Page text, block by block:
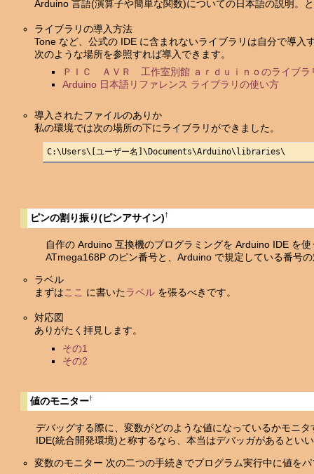
Arduino 言語(演算子や簡単な関数)についての日本語の説明。
ライブラリの導入方法
Tone など、公式の IDE に含まれないライブラリは自分で導入
次のような場所を参照すれば導入できます。
ＰＩＣ ＡＶＲ 工作室別館 ａｒｄｕｉｎｏのライブラ
Arduino 日本語リファレンス ライブラリの使い方
導入されたファイルのありか
私の環境では次の場所の下にライブラリができました。
C:\Users\[ユーザー名]\Documents\Arduino\libraries\
ピンの割り振り(ピンアサイン)†
自作の Arduino 互換機のプログラミングを Arduino IDE を使
ATmega168P のピン番号と、Arduino で規定している番号の
ラベル
まずはここ に書いたラベルを張るべきです。
対応図
ありがたく拝見します。
その1
その2
値のモニター†
デバッグする際に、変数がどのような値になっているかモニタ
IDE(統合開発環境)と称するなら、本当はデバッガがあるといい
変数のモニター 次の二つの手続きでプログラム実行中に値を